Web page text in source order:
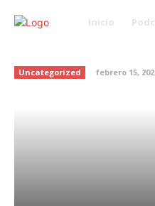
Inicio
Uncategorized febrero 15,